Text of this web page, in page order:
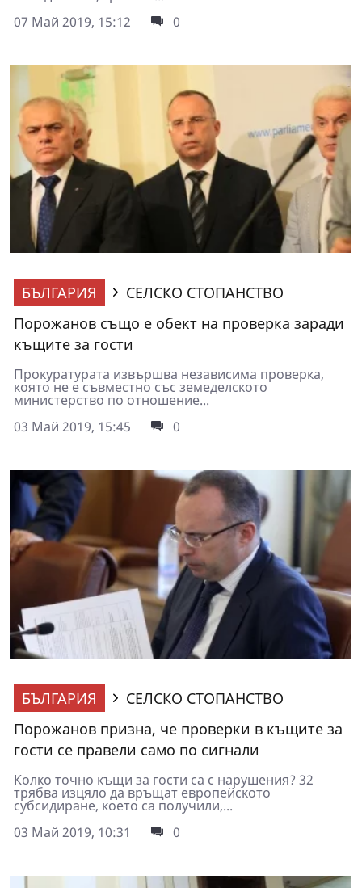
07 Май 2019, 15:12
0
БЪЛГАРИЯ
СЕЛСКО СТОПАНСТВО
Порожанов също е обект на проверка заради
къщите за гости
Прокуратурата извършва независима проверка,
която не е съвместно със земеделското
министерство по отношение...
03 Май 2019, 15:45
0
БЪЛГАРИЯ
СЕЛСКО СТОПАНСТВО
Порожанов призна, че проверки в къщите за
гости се правели само по сигнали
Колко точно къщи за гости са с нарушения? 32
трябва изцяло да връщат европейското
субсидиране, което са получили,...
03 Май 2019, 10:31
0